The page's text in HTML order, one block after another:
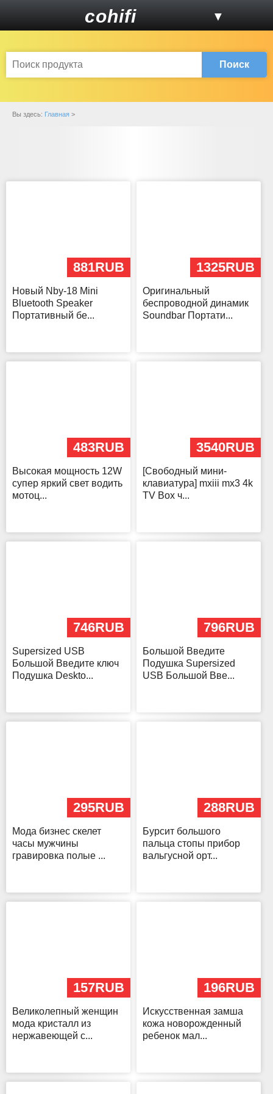
cohifi ▼
Поиск
Вы здесь: Главная >
881RUB
Новый Nby-18 Mini
Bluetooth Speaker
Портативный бе...
1325RUB
Оригинальный
беспроводной динамик
Soundbar Портати...
483RUB
Высокая мощность 12W
супер яркий свет водить
мотоц...
3540RUB
[Свободный мини-
клавиатура] mxiii mx3 4k
TV Box ч...
746RUB
Supersized USB
Большой Введите ключ
Подушка Deskto...
796RUB
Большой Введите
Подушка Supersized
USB Большой Вве...
295RUB
Мода бизнес скелет
часы мужчины
гравировка полые ...
288RUB
Бурсит большого
пальца стопы прибор
вальгусной орт...
157RUB
Великолепный женщин
мода кристалл из
нержавеющей с...
196RUB
Искусственная замша
кожа новорожденный
ребенок мал...